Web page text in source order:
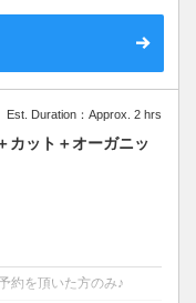
Est. Duration：Approx. 2 hrs
カット＋オーガニッ
約を頂いた方のみ♪